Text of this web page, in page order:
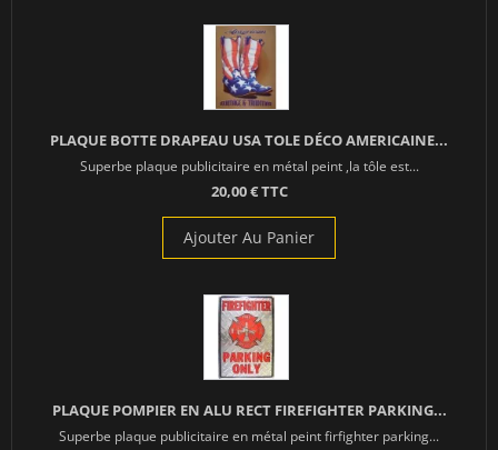
PLAQUE BOTTE DRAPEAU USA TOLE DÉCO AMERICAINE...
Superbe plaque publicitaire en métal peint ,la tôle est...
20,00 € TTC
Ajouter Au Panier
PLAQUE POMPIER EN ALU RECT FIREFIGHTER PARKING...
Superbe plaque publicitaire en métal peint firfighter parking...